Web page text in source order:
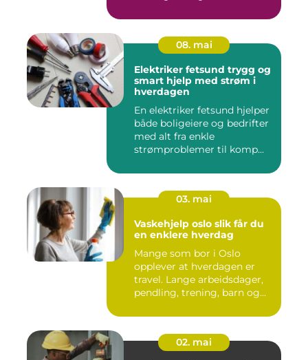
08. mai
Elektriker fetsund trygg og
smart hjelp med strøm i
hverdagen
En elektriker fetsund hjelper
både boligeiere og bedrifter
med alt fra enkle
strømproblemer til komp...
03. mai
Vaskehjelp oslo slik får du
en enklere hverdag
Mange som bor i Oslo
opplever at hverdagen er
travel. Lange arbeidsdager,
pendling, trening, barn og...
02. mai